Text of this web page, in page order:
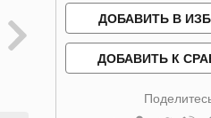
ДОБАВИТЬ В
ДОБАВИТЬ К